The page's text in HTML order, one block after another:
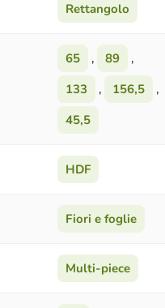
Rettangolo
65 , 89
,
133
, 156,5
,
45,5
HDF
Fiori e foglie
Multi-piece